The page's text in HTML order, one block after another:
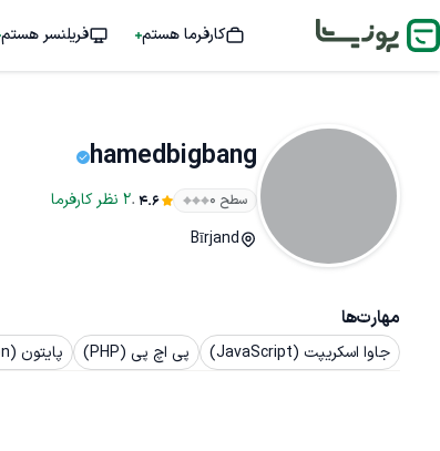
کارفرما هستم فریلنسر هستم
hamedbigbang
سطح ۰ 4.6
.
2 نظر کارفرما
Bīrjand
مهارت‌ها
جاوا اسکریپت (JavaScript) پی اچ پی (PHP) پایتون (Python)